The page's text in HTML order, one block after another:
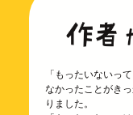
「もったいないっ
なかったことがき
りました。